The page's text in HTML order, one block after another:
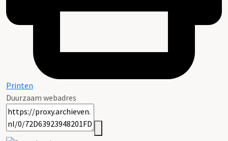
Printen
Duurzaam webadres